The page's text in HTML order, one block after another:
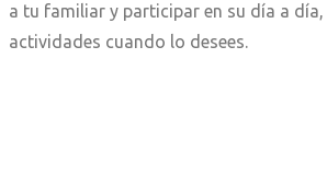
a tu familiar y participar en su día a
actividades cuando lo desees.